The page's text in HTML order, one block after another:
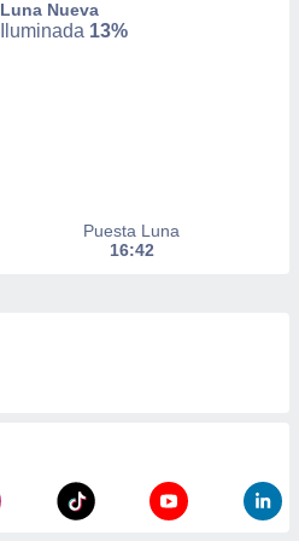
Luna Nueva
Iluminada 13%
Puesta Luna
16:42